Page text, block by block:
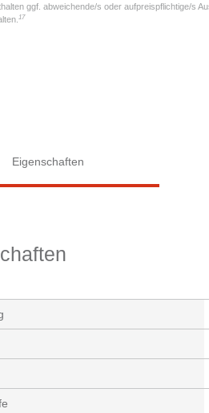
ggf. abweichende/s oder aufpreispflichtige/s
17
Eigenschaften